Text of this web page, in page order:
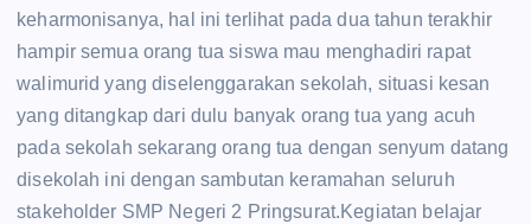
keharmonisanya, hal ini terlihat pada dua tahun terakhir
hampir semua orang tua siswa mau menghadiri rapat
walimurid yang diselenggarakan sekolah, situasi kesan
yang ditangkap dari dulu banyak orang tua yang acuh
pada sekolah sekarang orang tua dengan senyum datang
disekolah ini dengan sambutan keramahan seluruh
stakeholder SMP Negeri 2 Pringsurat.Kegiatan belajar